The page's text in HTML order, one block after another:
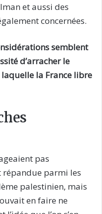
et aussi des
concernées.
semblent
d’arracher le
laquelle la France libre
pas
répandue parmi les
palestinien, mais
en faire ne